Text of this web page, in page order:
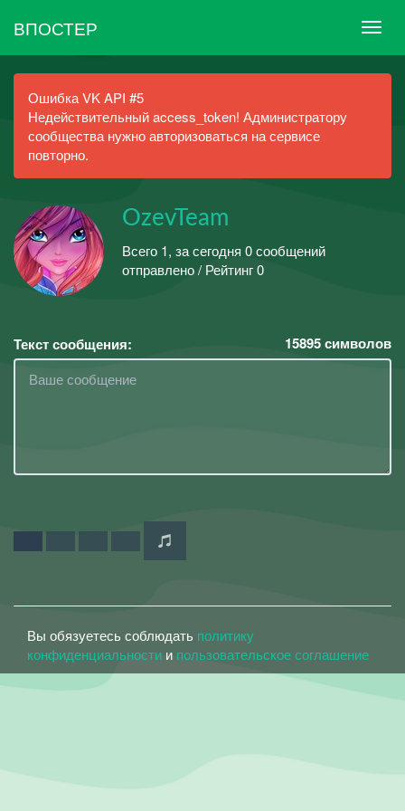
ВПОСТЕР
Ошибка VK API #5
Недействительный access_token! Администратору
сообщества нужно авторизоваться на сервисе
повторно.
OzevTeam
Всего 1, за сегодня 0 сообщений
отправлено / Рейтинг 0
Текст сообщения: 15895символов
Вы обязуетесь соблюдать политику
конфиденциальности и пользовательское соглашение